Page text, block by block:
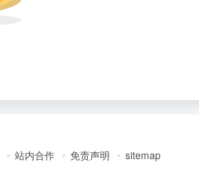
站内合作 免责声明 sitemap